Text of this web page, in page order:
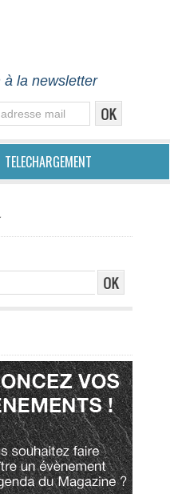
à la newsletter
TELECHARGEMENT